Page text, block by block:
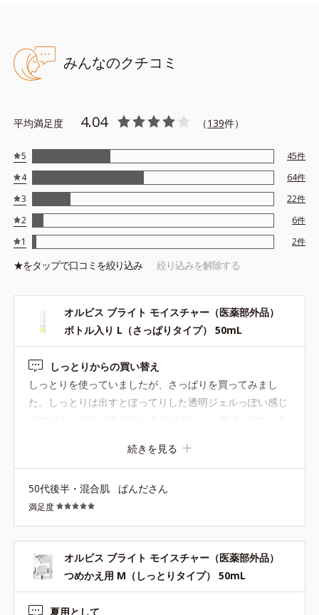
*2 メラニンの生成を抑え、シミ・ソバカスを防ぐ
*3 日本化粧品業界で初めてメラニンの第三のルートに着目し、
*4 うるおいにより透明感のある肌
*6 メラノサイトまで
*7 シミ・ソバカスが肌表面にあらわれること
*8 L-アスコルビン酸 2-グルコシド
*9 L-アスコルビン酸 2-グルコシド、パウダルコ樹皮エキス、油
溶性甘草エキス(2)
*10 乾燥など
【Step3 保湿液】オルビス ブライト モイスチャー
50mL（医薬部外品）
肌本来がもつ保水膜を疑似的につくってうるおいを閉じ込め、さ
1.化粧水で肌を整えた後、手のひらに適量（ポンプ1～2プッシュ
程度）とり、顔全体にやさしくなじ ませます。
2.目元・口元などの気になる部位には重ねづけをして、肌の状態
に応じて、量を調節してください。
●無油分、無香料、無着色 ●高圧処理ビタミンC *1＝美白有効成分
●グリチルリチン酸ジカリウム＝肌荒れ防止有効成分
明感サポート成分の複合成分
みんなのクチコミ
平均満足度 4.04 （139件）
5 45件
4
64件
3
22件
2
6件
1
2件
★をタップで口コミを絞り込み 絞り込みを解除する
オルビス ブライト モイスチャー（医薬部外品）
ボトル入り L（さっぱりタイプ） 50mL
しっとりからの買い替え
しっとりを使っていましたが、さっぱりを買ってみまし
た。しっとりは出すとぽってりした透明ジェルっぽい感じ
ジにあるようにL-アスコルビン酸、2-グルコシドは温度変
化や紫外線、経時などにより変化する性質とのことで、光
を防ぐ透けないパッケージは製品へのこだわりでオルビス
さんらしいなと思います。 一部透けさせて中身が見えるよ
うにして、製品が劣化したり効果が減るより、見えない方
が嬉しいです。
続きを見る
50代後半・混合肌 ぱんださん
満足度
オルビス ブライト モイスチャー（医薬部外品）
つめかえ用 M（しっとりタイプ） 50mL
夏用として